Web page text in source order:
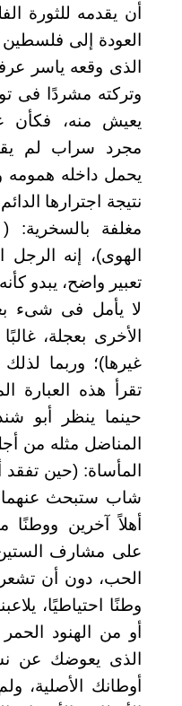
أن يقدمه للثورة
العودة إلى
الذى وقعه ياسر
وتركته مشردًا فى
يعيش منه، فكأن
مجرد سراب لم
يحمل داخله همومه
نتيجة اجترارها
مغلفة
الهوى)، إنه
تعبير واضح، يبدو
لا يأمل فى شىء
الأخرى بعجلة،
غيرها)؛ وربما
تقرأ هذه العبارة
حينما ينظر أبو
المناضل مثله من
المأساة: (حين
شاب ستبحث عنهما
أهلاً آخرين ووطنًا
على مشارف
الحب، دون أن
وطنًا احتياطيًا،
أو من الهنود
الذى يعوضك عن
أوطانك الأصلية،